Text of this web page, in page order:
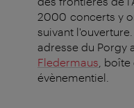
2000 concerts y
suivant
adresse du Porgy
Fledermaus ,
évènementiel.